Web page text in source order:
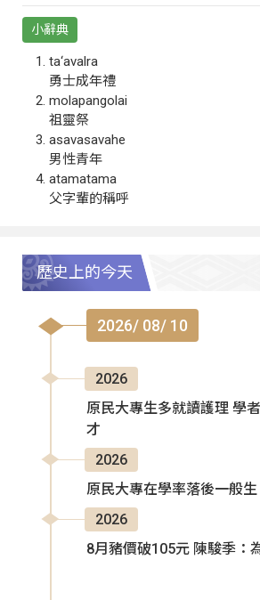
小辭典
ta‘avalra
勇士成年禮
molapangolai
祖靈祭
asavasavahe
男性青年
atamatama
父字輩的稱呼
歷史上的今天
2026/ 08/ 10
2026
原民大專生多就讀護理 學
才
2026
原民大專在學率落後一般
2026
8月豬價破105元 陳駿季：